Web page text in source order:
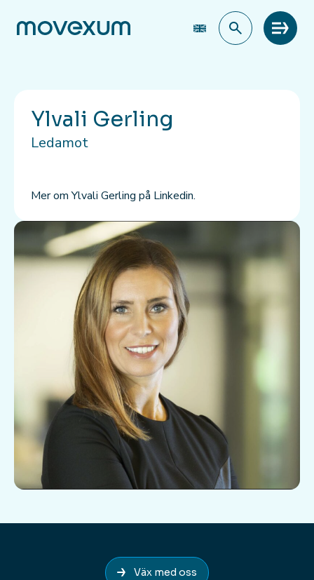
Meny
Ylvali Gerling
Ledamot
Mer om Ylvali Gerling på Linkedin.
Väx med oss